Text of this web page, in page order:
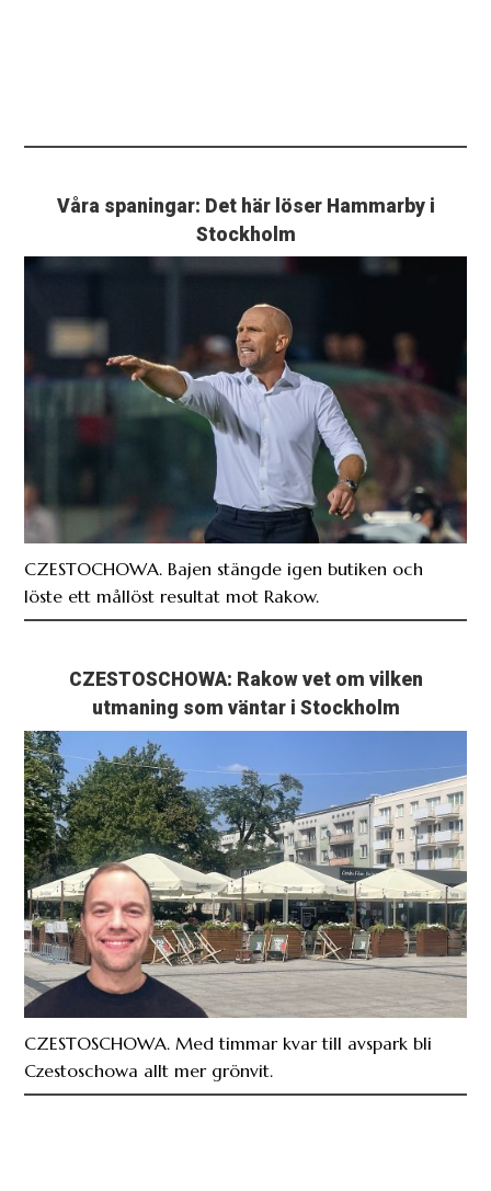
Våra spaningar: Det här löser Hammarby i
Stockholm
CZESTOCHOWA. Bajen stängde igen butiken och
löste ett mållöst resultat mot Rakow.
CZESTOSCHOWA: Rakow vet om vilken
utmaning som väntar i Stockholm
CZESTOSCHOWA. Med timmar kvar till avspark bli
Czestoschowa allt mer grönvit.